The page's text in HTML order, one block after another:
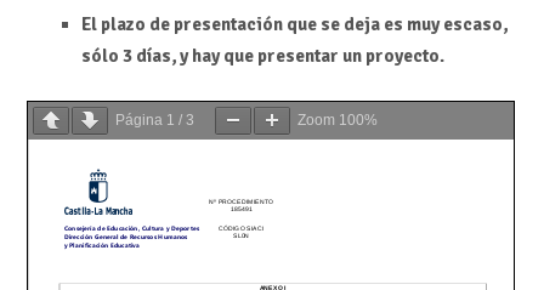
El plazo de presentación que se deja es muy escaso,
sólo 3 días, y hay que presentar un proyecto.
Página 1 / 3 Zoom 100%